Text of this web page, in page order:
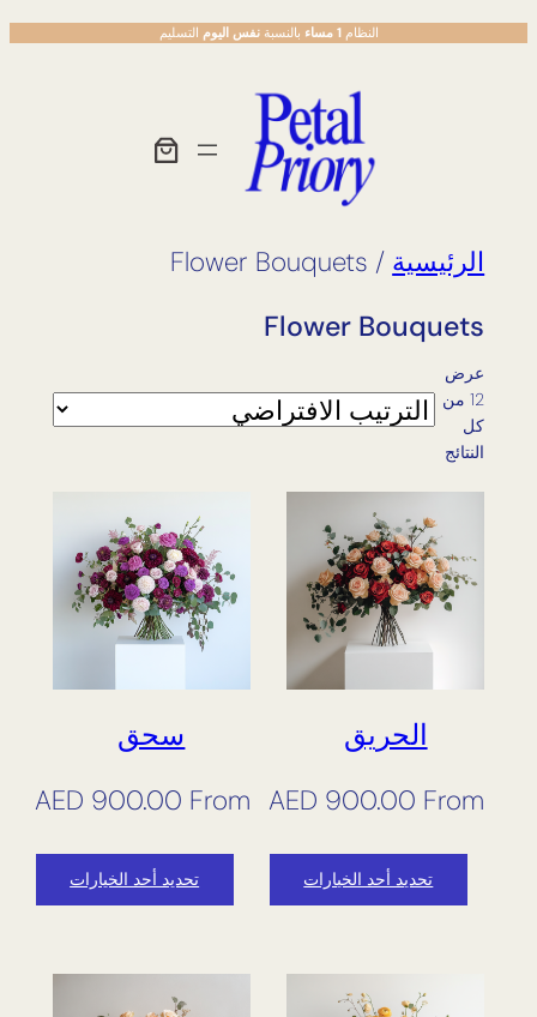
تخطى
إلى
النظام1 مساء بالنسبةنفس اليوم التسليم
الرئيسية / Flower Bouquets
Flower Bouquets
عرض
⁦12⁩ من
كل
النتائج
الحريق
From
AED 900.00
تحديد أحد الخيارات
سحق
From
AED 900.00
تحديد أحد الخيارات